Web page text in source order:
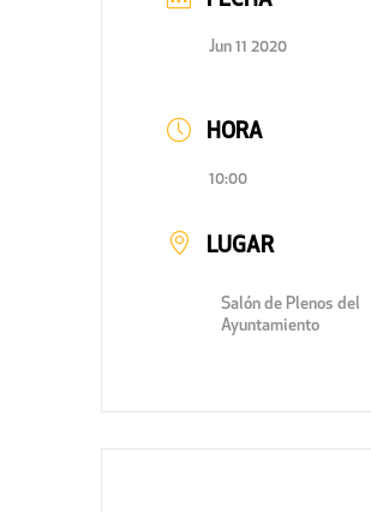
Jun 11 2020
HORA
10:00
LUGAR
Salón de Plenos del
Ayuntamiento